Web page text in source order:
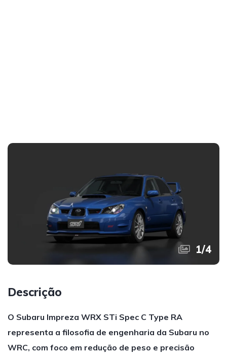
1/4
Descrição
O Subaru Impreza WRX STi Spec C Type RA
representa a filosofia de engenharia da Subaru no
WRC, com foco em redução de peso e precisão